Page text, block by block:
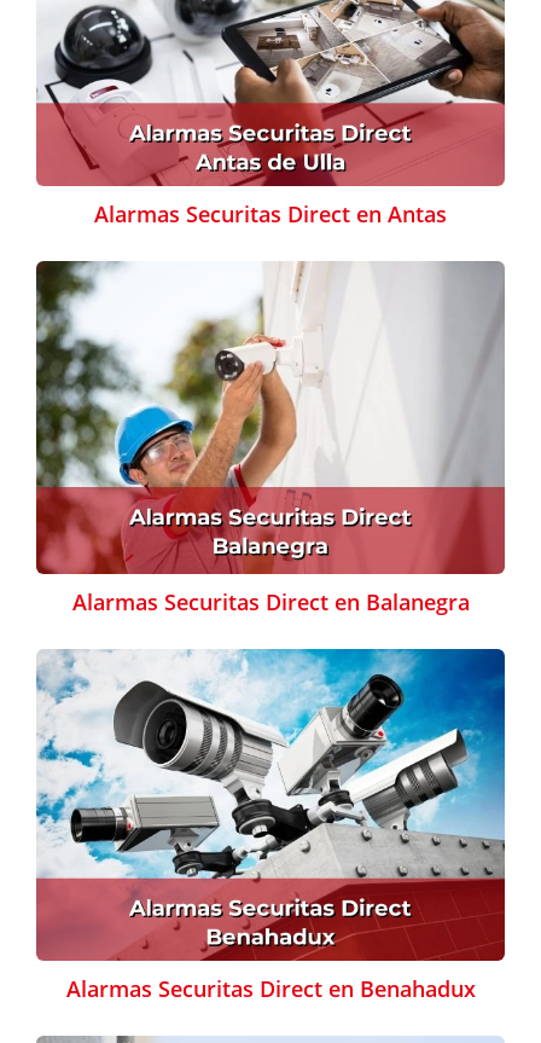
Alarmas Securitas Direct en Antas
Alarmas Securitas Direct en Balanegra
Alarmas Securitas Direct en Benahadux